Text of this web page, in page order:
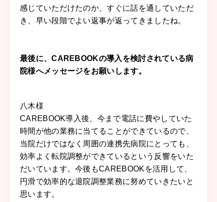
感じていただけたのか、すぐに話を通していただ
き、早い段階でよい返事が返ってきましたね。
最後に、CAREBOOKの導入を検討されている病
院様へメッセージをお願いします。
八木様
CAREBOOK導入後、今まで電話に費やしていた
時間が他の業務に当てることができているので、
当院だけではなく周囲の連携先病院にとっても、
効率よく転院調整ができているという反響をいた
だいています。今後もCAREBOOKを活用して、
円滑で効率的な退院調整業務に努めていきたいと
思います。